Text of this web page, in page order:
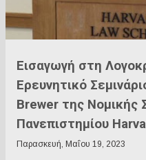
Εισαγωγή στη
Ερευνητικό
Brewer της Νομικής
Πανεπιστημίου
Παρασκευή, Μαΐου 19, 2023